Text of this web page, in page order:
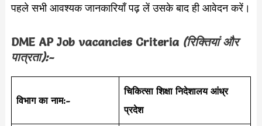
पहले सभी आवश्यक जानकारियाँ पढ़ लें उसके बाद ही आवेदन करें।
DME AP Job vacancies Criteria (रिक्तियां और
पात्रता):-
विभाग का नाम:-
चिकित्सा शिक्षा निदेशालय आंध्र
प्रदेश